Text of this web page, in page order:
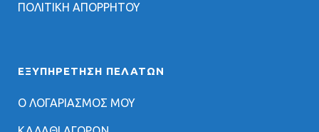
ΠΟΛΙΤΙΚΗ ΑΠΟΡΡΗΤΟΥ
ΕΞΥΠΗΡΈΤΗΣΗ ΠΕΛΑΤΏΝ
Ο ΛΟΓΑΡΙΑΣΜΟΣ ΜΟΥ